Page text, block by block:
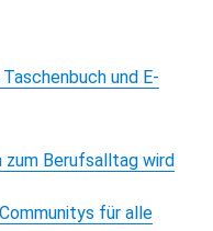
und E-
zum Berufsalltag wird
für alle